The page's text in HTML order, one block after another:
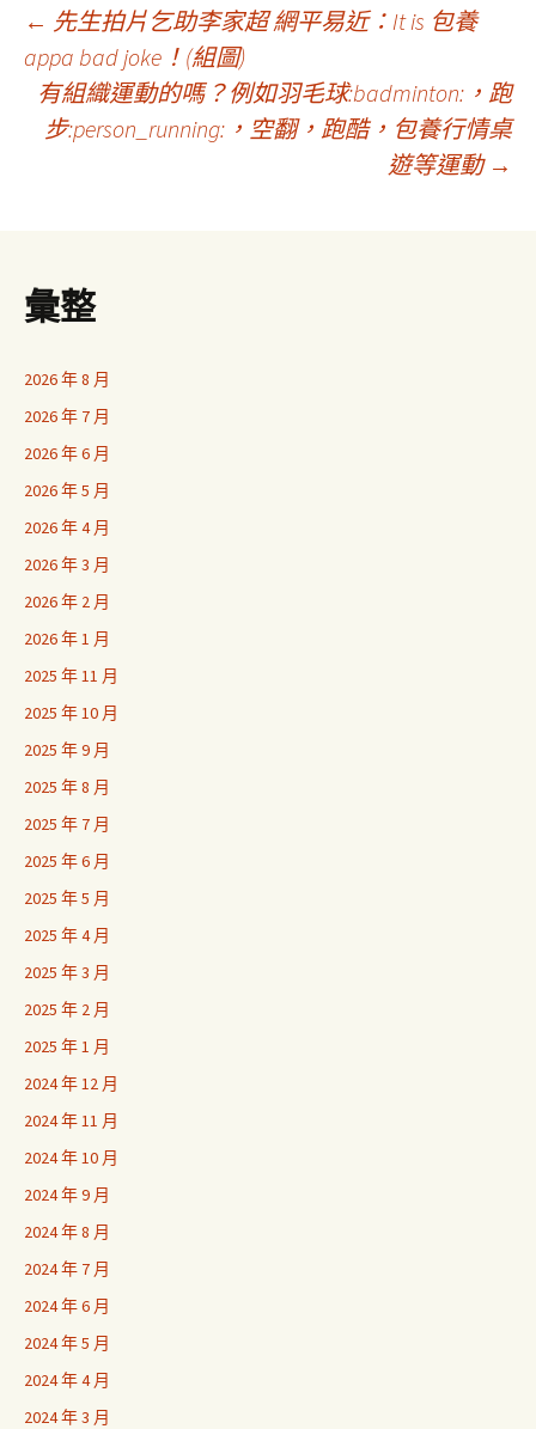
文
章
← 先生拍片乞助李家超 網平易近：It is 包養
appa bad joke！(組圖)
有組織運動的嗎？例如羽毛球:badminton:，跑
步:person_running:，空翻，跑酷，包養行情桌
遊等運動 →
彙整
2026 年 8 月
2026 年 7 月
2026 年 6 月
2026 年 5 月
2026 年 4 月
2026 年 3 月
2026 年 2 月
2026 年 1 月
2025 年 11 月
2025 年 10 月
2025 年 9 月
2025 年 8 月
2025 年 7 月
2025 年 6 月
2025 年 5 月
2025 年 4 月
2025 年 3 月
2025 年 2 月
2025 年 1 月
2024 年 12 月
2024 年 11 月
2024 年 10 月
2024 年 9 月
2024 年 8 月
2024 年 7 月
2024 年 6 月
2024 年 5 月
2024 年 4 月
2024 年 3 月